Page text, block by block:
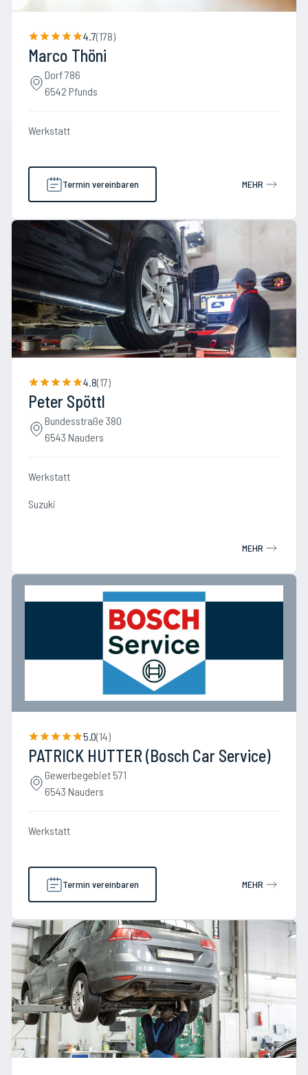
4.7(178)
Marco Thöni
Dorf 786
6542 Pfunds
Werkstatt
Termin vereinbaren MEHR
4.8(17)
Peter Spöttl
Bundesstraße 380
6543 Nauders
Werkstatt
Suzuki
MEHR
5.0(14)
PATRICK HUTTER (Bosch Car Service)
Gewerbegebiet 571
6543 Nauders
Werkstatt
Termin vereinbaren MEHR